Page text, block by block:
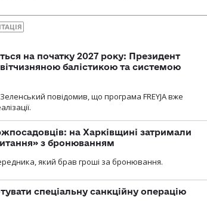
на початку 2027 року: Президент
балістикою та системою
повідомив, що програма FREYJA вже
на Харківщині затримали
з бронюванням
який брав гроші за бронювання.
спеціальну санкційну операцію